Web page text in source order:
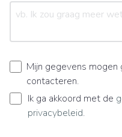
Mijn gegevens
contacteren.
Ik ga akkoord met de
privacybeleid.